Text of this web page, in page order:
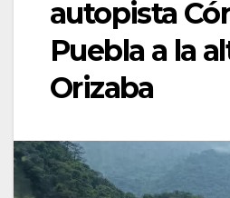
autopista
Puebla a la
Orizaba